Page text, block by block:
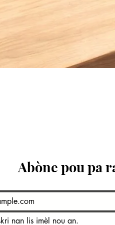
Abòne pou pa
nan lis imèl nou an.